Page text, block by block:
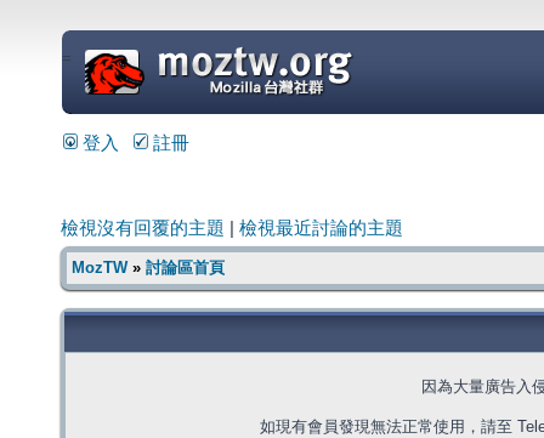
=
登入 註冊
檢視沒有回覆的主題 檢視最近討論的主題
MozTW» 討論區首頁
因為大量廣告入
如現有會員發現無法正常使用，請至